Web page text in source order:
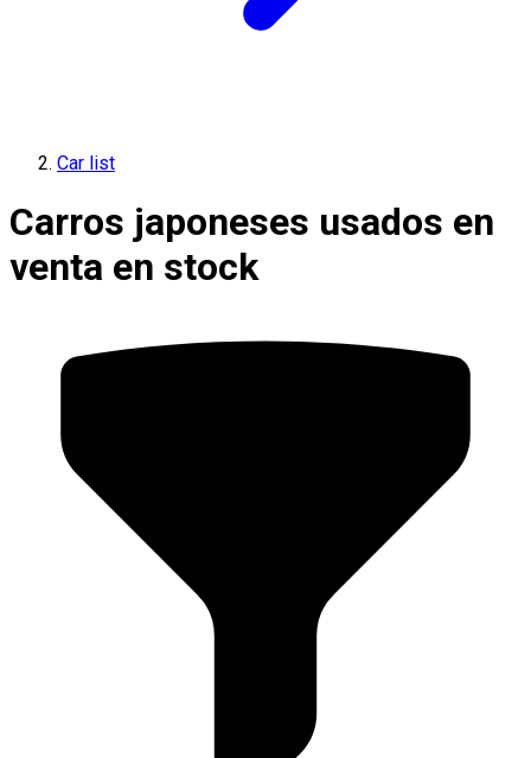
Car list
Carros japoneses usados en
venta en stock